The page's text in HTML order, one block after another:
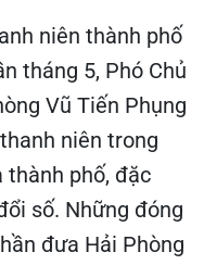
niên thành phố
tháng 5, Phó Chủ
Vũ Tiến Phụng
niên trong
thành phố, đặc
số. Những đóng
đưa Hải Phòng